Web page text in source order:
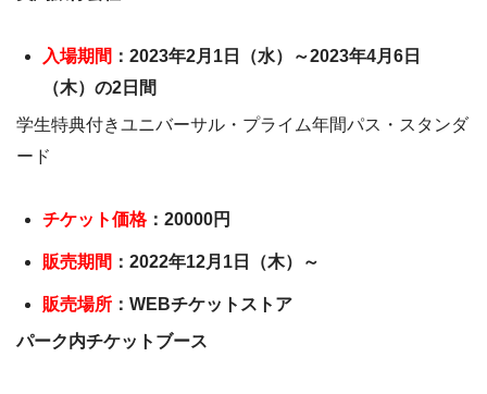
入場期間 ：2023年2月1日（水）～2023年4月6日
（木）の2日間
学生特典付きユニバーサル・プライム年間パス・スタンダ
ード
チケット価格：20000円
販売期間 ：2022年12月1日（木）～
販売場所 ：WEBチケットストア
パーク内チケットブース